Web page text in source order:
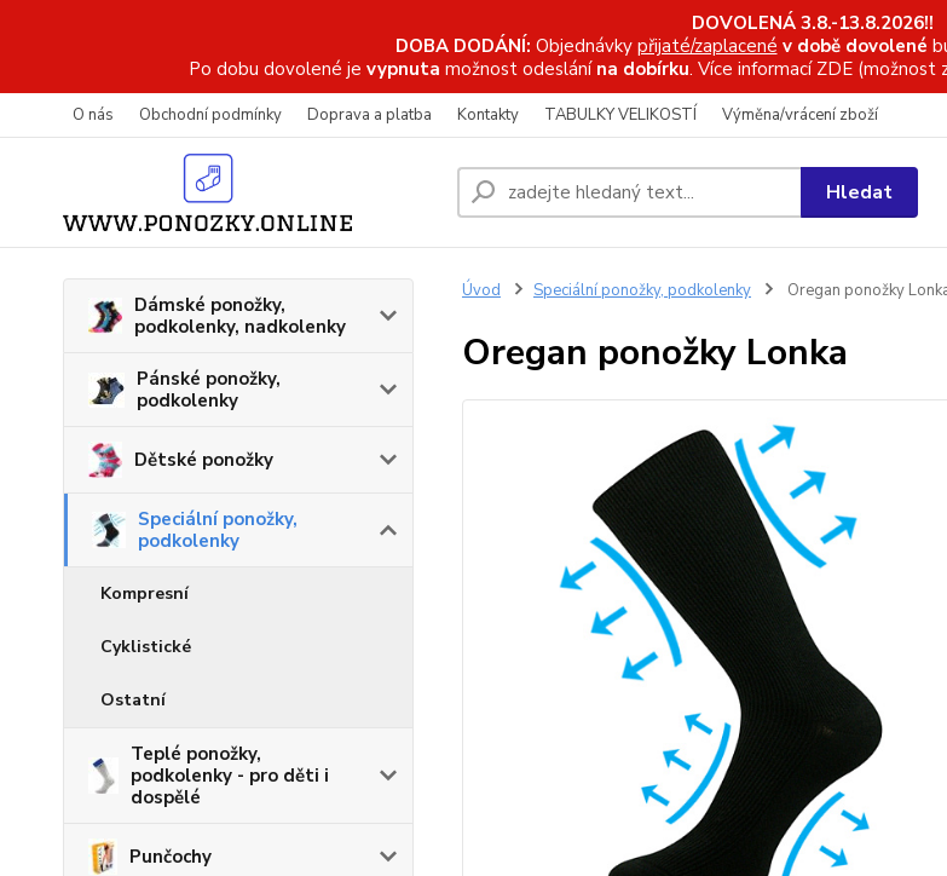
DOVOLENÁ 3.8.-13.8.2026!!
DOBA DODÁNÍ: Objednávky přijaté/zaplacené v době dovolené
Po dobu dovolené je vypnuta možnost odeslání na dobírku. Více informací ZDE (možnost
O nás Obchodní podmínky Doprava a platba Kontakty TABULKY VELIKOSTÍ Výměna/vrácení zboží
Hledat
Dámské ponožky,
podkolenky, nadkolenky
Pánské ponožky,
podkolenky
Dětské ponožky
Speciální ponožky,
podkolenky
Kompresní
Cyklistické
Ostatní
Teplé ponožky,
podkolenky - pro děti i
dospělé
Punčochy
Úvod Speciální ponožky, podkolenky Oregan ponožky
Oregan ponožky Lonka